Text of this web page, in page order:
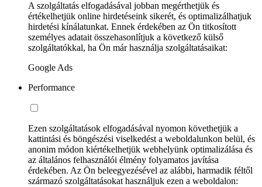
A szolgáltatás elfogadásával jobban megérthetjük és
értékelhetjük online hirdetéseink sikerét, és optimalizálhatjuk
hirdetési kínálatunkat. Ennek érdekében az Ön titkosított
személyes adatait összehasonlítjuk a következő külső
szolgáltatókkal, ha Ön már használja szolgáltatásaikat:
Google Ads
Performance
Ezen szolgáltatások elfogadásával nyomon követhetjük a
kattintási és böngészési viselkedést a weboldalunkon belül, és
anonim módon kiértékelhetjük webhelyünk optimalizálása és
az általános felhasználói élmény folyamatos javítása
érdekében. Az Ön beleegyezésével az alábbi, harmadik féltől
származó szolgáltatásokat használjuk ezen a weboldalon: